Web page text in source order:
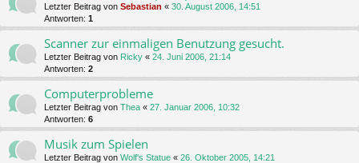
Letzter Beitrag von Sebastian « 30. August 2006, 14:51
Antworten: 1
Scanner zur einmaligen Benutzung gesucht.
Letzter Beitrag von Ricky « 24. Juni 2006, 21:14
Antworten: 2
Computerprobleme
Letzter Beitrag von Thea « 27. Januar 2006, 10:32
Antworten: 6
Musik zum Spielen
Letzter Beitrag von Wolf's Statue « 26. Oktober 2005, 14:21